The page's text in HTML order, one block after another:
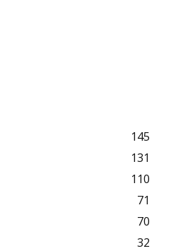
145
131
110
71
70
32